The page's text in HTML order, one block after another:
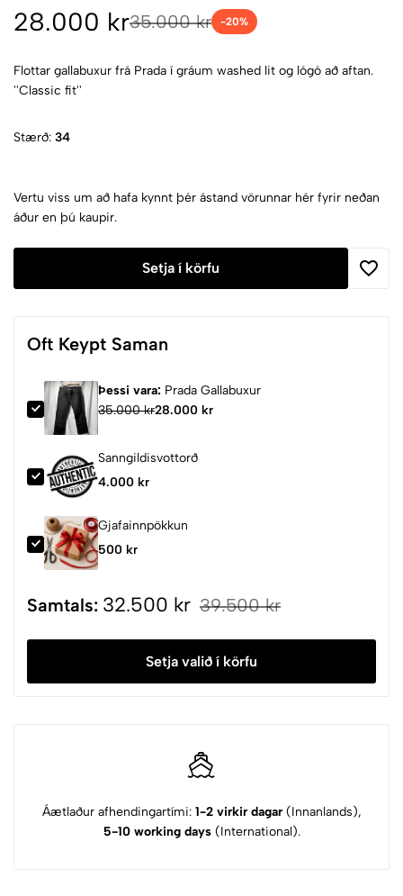
28.000 kr35.000 kr -20%
Flottar gallabuxur frá Prada í gráum washed lit og lógó að aftan.
''Classic fit''
Stærð: 34
Vertu viss um að hafa kynnt þér ástand vörunnar hér fyrir neðan
áður en þú kaupir.
Setja í körfu
Oft Keypt Saman
Þessi vara: Prada Gallabuxur
35.000 kr28.000 kr
Sanngildisvottorð
4.000 kr
Gjafainnpökkun
500 kr
Samtals: 32.500 kr 39.500 kr
Setja valið í körfu
Áætlaður afhendingartími: 1-2 virkir dagar (Innanlands),
5-10 working days(International).